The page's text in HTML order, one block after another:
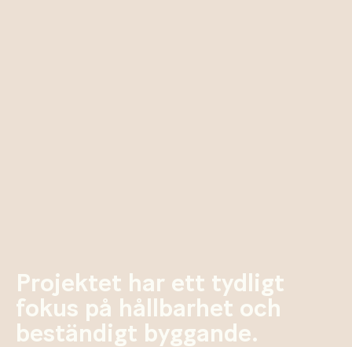
Projektet har ett tydligt
fokus på hållbarhet och
beständigt byggande.